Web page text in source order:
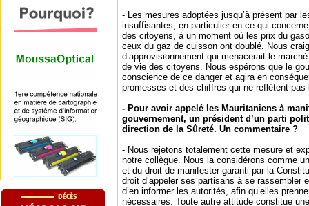
- Les mesures adoptées jusqu’à présent par
insuffisantes, en particulier en ce qui
des citoyens, à un moment où les prix du
ceux du gaz de cuisson ont doublé. Nous
d’approvisionnement qui menacerait le
de vie des citoyens. Nous espérons que le
conscience de ce danger et agira en
promesses et des chiffres qui ne reflètent pas
- Pour avoir appelé les Mauritaniens à
gouvernement, un président d’un parti
direction de la Sûreté. Un commentaire ?
- Nous rejetons totalement cette mesure et
notre collègue. Nous la considérons comme
et du droit de manifester garanti par la
droit d’appeler ses partisans à se rassembler
d’en informer les autorités, afin qu’elles
nécessaires. Toute autre attitude constitue